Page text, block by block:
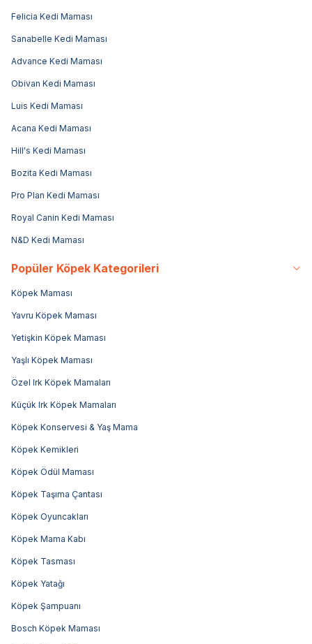
Felicia Kedi Maması
Sanabelle Kedi Maması
Advance Kedi Maması
Obivan Kedi Maması
Luis Kedi Maması
Acana Kedi Maması
Hill's Kedi Maması
Bozita Kedi Maması
Pro Plan Kedi Maması
Royal Canin Kedi Maması
N&D Kedi Maması
Popüler Köpek Kategorileri
Köpek Maması
Yavru Köpek Maması
Yetişkin Köpek Maması
Yaşlı Köpek Maması
Özel Irk Köpek Mamaları
Küçük Irk Köpek Mamaları
Köpek Konservesi & Yaş Mama
Köpek Kemikleri
Köpek Ödül Maması
Köpek Taşıma Çantası
Köpek Oyuncakları
Köpek Mama Kabı
Köpek Tasması
Köpek Yatağı
Köpek Şampuanı
Bosch Köpek Maması